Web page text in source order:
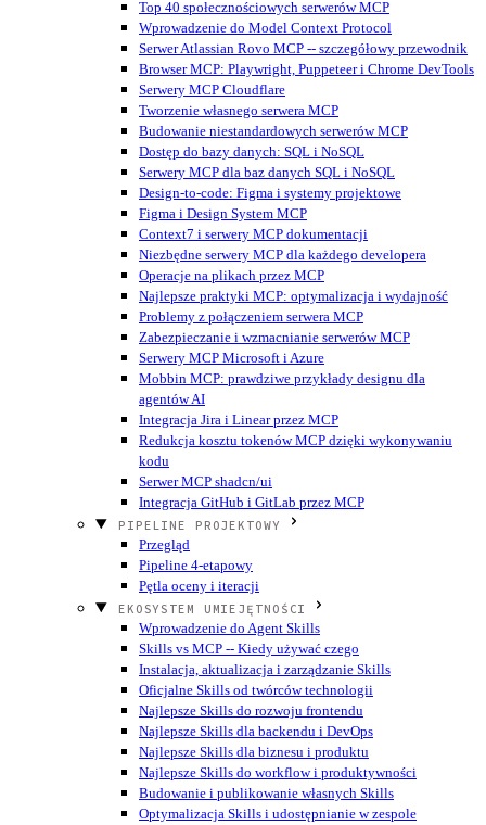
Top 40 społecznościowych serwerów MCP
Wprowadzenie do Model Context Protocol
Serwer Atlassian Rovo MCP -- szczegółowy przewodnik
Browser MCP: Playwright, Puppeteer i Chrome DevTools
Serwery MCP Cloudflare
Tworzenie własnego serwera MCP
Budowanie niestandardowych serwerów MCP
Dostęp do bazy danych: SQL i NoSQL
Serwery MCP dla baz danych SQL i NoSQL
Design-to-code: Figma i systemy projektowe
Figma i Design System MCP
Context7 i serwery MCP dokumentacji
Niezbędne serwery MCP dla każdego developera
Operacje na plikach przez MCP
Najlepsze praktyki MCP: optymalizacja i wydajność
Problemy z połączeniem serwera MCP
Zabezpieczanie i wzmacnianie serwerów MCP
Serwery MCP Microsoft i Azure
Mobbin MCP: prawdziwe przykłady designu dla
agentów AI
Integracja Jira i Linear przez MCP
Redukcja kosztu tokenów MCP dzięki wykonywaniu
kodu
Serwer MCP shadcn/ui
Integracja GitHub i GitLab przez MCP
PIPELINE PROJEKTOWY
Przegląd
Pipeline 4-etapowy
Pętla oceny i iteracji
EKOSYSTEM UMIEJĘTNOŚCI
Wprowadzenie do Agent Skills
Skills vs MCP -- Kiedy używać czego
Instalacja, aktualizacja i zarządzanie Skills
Oficjalne Skills od twórców technologii
Najlepsze Skills do rozwoju frontendu
Najlepsze Skills dla backendu i DevOps
Najlepsze Skills dla biznesu i produktu
Najlepsze Skills do workflow i produktywności
Budowanie i publikowanie własnych Skills
Optymalizacja Skills i udostępnianie w zespole